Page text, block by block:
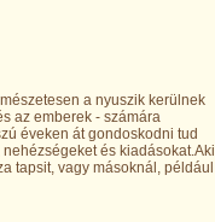
a nyuszik kerülnek
az emberek - számára
éveken át gondoskodni tud
és kiadásokat.Aki
tapsit, vagy másoknál, például